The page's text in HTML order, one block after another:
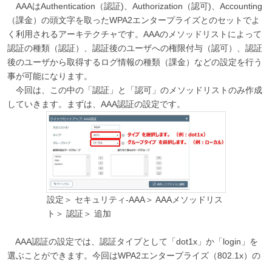
AAAはAuthentication（認証)、Authorization（認可)、Accounting
（課金）の頭文字を取ったWPA2エンタープライズとのセットでよ
く利用されるアーキテクチャです。AAAのメソッドリストによって
認証の種類（認証）、認証後のユーザへの権限付与（認可）、認証
後のユーザから取得するログ情報の種類（課金）などの設定を行う
事が可能になります。
今回は、この中の「認証」と「認可」のメソッドリストのみ作成
していきます。まずは、AAA認証の設定です。
設定＞ セキュリティ-AAA＞ AAAメソッドリス
ト＞ 認証＞ 追加
AAA認証の設定では、認証タイプとして「dot1x」か「login」を
選ぶことができます。今回はWPA2エンタープライズ（802.1x）の